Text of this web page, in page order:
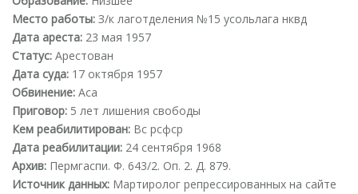
Место работы: З/к лаготделения №15 усольлага нквд
Дата ареста: 23 мая 1957
Статус: Арестован
Дата суда: 17 октября 1957
Обвинение: Аса
Приговор: 5 лет лишения свободы
Кем реабилитирован: Вс рсфср
Дата реабилитации: 24 сентября 1968
Архив: Пермгаспи. Ф. 643/2. Оп. 2. Д. 879.
Источник данных: Мартиролог репрессированных на сайте